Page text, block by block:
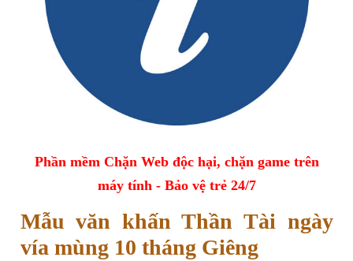
Phần mềm Chặn Web độc hại, chặn game trên
máy tính - Bảo vệ trẻ 24/7
Mẫu văn khấn Thần Tài ngày
vía mùng 10 tháng Giêng